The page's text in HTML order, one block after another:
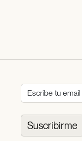
Suscribirme